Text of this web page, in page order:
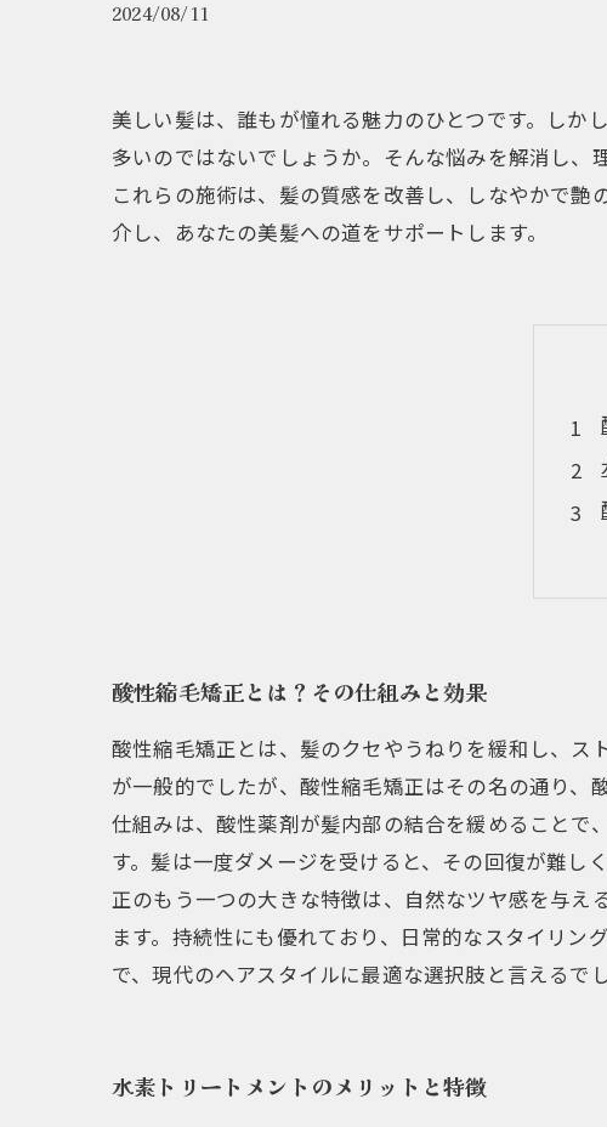
2024/08/11
美しい髪は、誰もが憧れる魅力のひとつです。し
多いのではないでしょうか。そんな悩みを解消し、
これらの施術は、髪の質感を改善し、しなやかで
介し、あなたの美髪への道をサポートします。
酸性縮毛矯正とは？その仕組みと効果
酸性縮毛矯正とは、髪のクセやうねりを緩和し、
が一般的でしたが、酸性縮毛矯正はその名の通り
仕組みは、酸性薬剤が髪内部の結合を緩めることで
す。髪は一度ダメージを受けると、その回復が難し
正のもう一つの大きな特徴は、自然なツヤ感を与
ます。持続性にも優れており、日常的なスタイリ
で、現代のヘアスタイルに最適な選択肢と言えるで
水素トリートメントのメリットと特徴